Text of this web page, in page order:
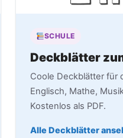
SCHULE
Deckblätter
Coole Deckblätter für
Englisch, Mathe,
Kostenlos als PDF.
Alle Deckblätter